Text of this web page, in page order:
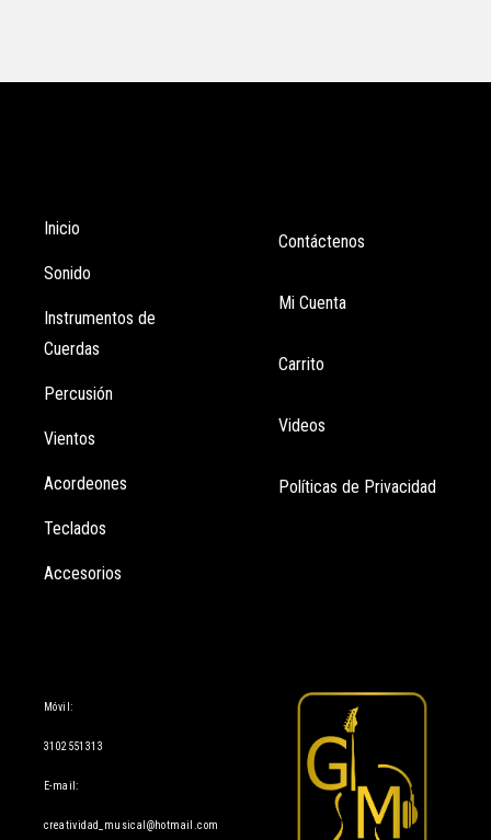
Inicio
Sonido
Instrumentos de
Cuerdas
Percusión
Vientos
Acordeones
Teclados
Accesorios
Contáctenos
Mi Cuenta
Carrito
Videos
Políticas de Privacidad
Móvil:
3102551313
E-mail:
creatividad_musical@hotmail.com